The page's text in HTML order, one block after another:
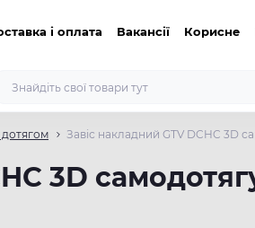
і оплата Вакансії Корисне
дотягом Завіс накладний GTV DCHC 3D
3D